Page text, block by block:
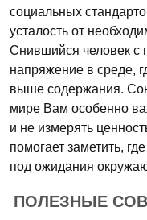
социальных
усталость от
Снившийся человек
напряжение в среде,
выше содержания.
мире Вам особенно
и не измерять
помогает заметить,
под ожидания
ПОЛЕЗНЫЕ